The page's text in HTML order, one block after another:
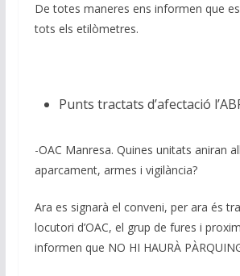
De totes maneres ens informen que
tots els etilòmetres.
Punts tractats d’afectació
-OAC Manresa. Quines unitats aniran
aparcament, armes i vigilància?
Ara es signarà el conveni, per ara és
locutori d’OAC, el grup de fures i
informen que NO HI HAURÀ